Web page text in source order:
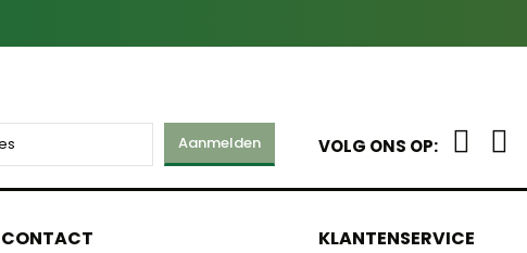
Aanmelden VOLG ONS OP:
CONTACT KLANTENSERVICE